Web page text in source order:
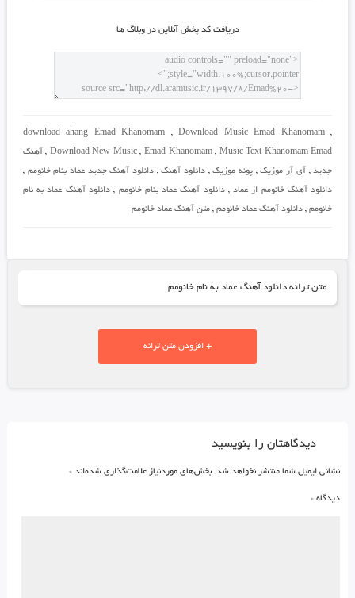
دريافت کد پخش آنلاين در وبلاگ ها
download ahang Emad Khanomam ,Download Music Emad Khanomam,
Download New Music,Emad Khanomam, Music Text Khanomam Emad
, آهنگ
جدید, آی آر موزیک, پونه موزیک, دانلود آهنگ,دانلود آهنگ جدید عماد بنام خانومم ,
دانلود آهنگ خانومم از عماد,دانلود آهنگ عماد بنام خانومم ,دانلود آهنگ عماد به نام
خانومم, دانلود آهنگ عماد خانومم, متن آهنگ عماد خانومم
متن ترانه دانلود آهنگ عماد به نام خانومم
+ افزودن متن ترانه
دیدگاهتان را بنویسید
نشانی ایمیل شما منتشر نخواهد شد. بخش‌های موردنیاز علامت‌گذاری شده‌اند *
دیدگاه *